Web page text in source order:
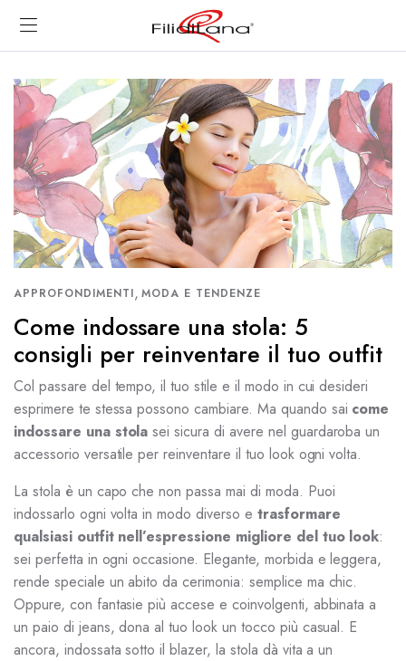
APPROFONDIMENTI, MODA E TENDENZE
Come indossare una stola: 5
consigli per reinventare il tuo outfit
Col passare del tempo, il tuo stile e il modo in cui desideri
esprimere te stessa possono cambiare. Ma quando sai come
indossare una stola sei sicura di avere nel guardaroba un
accessorio versatile per reinventare il tuo look ogni volta.
La stola è un capo che non passa mai di moda. Puoi
indossarlo ogni volta in modo diverso e trasformare
qualsiasi outfit nell’espressione migliore del tuo look:
sei perfetta in ogni occasione. Elegante, morbida e leggera,
rende speciale un abito da cerimonia: semplice ma chic.
Oppure, con fantasie più accese e coinvolgenti, abbinata a
un paio di jeans, dona al tuo look un tocco più casual. E
ancora, indossata sotto il blazer, la stola dà vita a un